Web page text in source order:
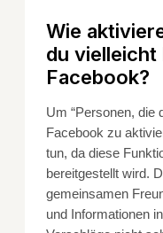
Wie
du vielleicht
Facebook?
Um “Personen, die
Facebook zu
tun, da diese
bereitgestellt wird.
gemeinsamen
und Informationen